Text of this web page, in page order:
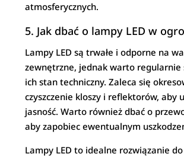
atmosferycznych.
5. Jak dbać o lampy LED w
Lampy LED są trwałe i odporne na
zewnętrzne, jednak warto regularnie
ich stan techniczny. Zaleca się
czyszczenie kloszy i reflektorów, aby
jasność. Warto również dbać o
aby zapobiec ewentualnym
Lampy LED to idealne rozwiązanie